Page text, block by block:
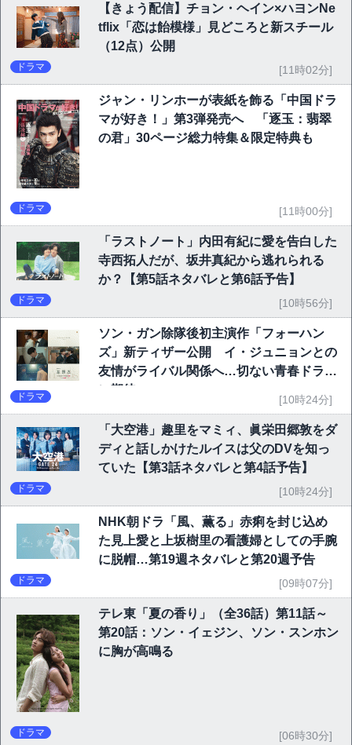
【きょう配信】チョン・ヘイン×ハヨンNe
tflix「恋は飴模様」見どころと新スチール
（12点）公開
ドラマ [11時02分]
ジャン・リンホーが表紙を飾る「中国ドラ
マが好き！」第3弾発売へ 「逐玉：翡翠
の君」30ページ総力特集＆限定特典も
ドラマ [11時00分]
「ラストノート」内田有紀に愛を告白した
寺西拓人だが、坂井真紀から逃れられる
か？【第5話ネタバレと第6話予告】
ドラマ [10時56分]
ソン・ガン除隊後初主演作「フォーハン
ズ」新ティザー公開 イ・ジュニョンとの
友情がライバル関係へ…切ない青春ドラマ
に期待
ドラマ [10時24分]
「大空港」趣里をマミィ、眞栄田郷敦をダ
ディと話しかけたルイスは父のDVを知っ
ていた【第3話ネタバレと第4話予告】
ドラマ [10時24分]
NHK朝ドラ「風、薫る」赤痢を封じ込め
た見上愛と上坂樹里の看護婦としての手腕
に脱帽…第19週ネタバレと第20週予告
ドラマ [09時07分]
テレ東「夏の香り」（全36話）第11話～
第20話：ソン・イェジン、ソン・スンホン
に胸が高鳴る
ドラマ [06時30分]